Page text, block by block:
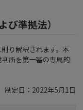
準拠法）
り解釈されます。本
所を第一審の専属的
制定日：2022年5月1日